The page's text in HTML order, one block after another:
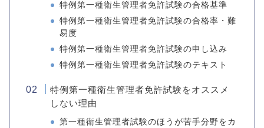
特例第一種衛生管理者免許試験の合格基準
特例第一種衛生管理者免許試験の合格率・難
易度
特例第一種衛生管理者免許試験の申し込み
特例第一種衛生管理者免許試験のテキスト
特例第一種衛生管理者免許試験をオススメ
しない理由
第一種衛生管理者試験のほうが苦手分野をカ